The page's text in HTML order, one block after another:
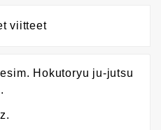
viitteet
Hokutoryu ju-jutsu